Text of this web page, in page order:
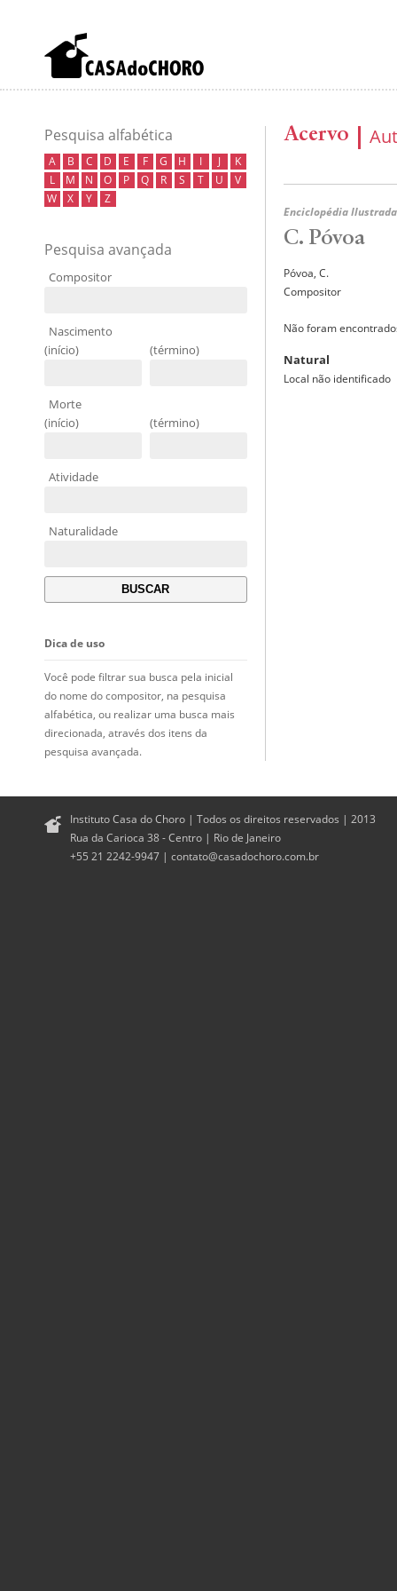
Pesquisa alfabética
A B C D E F G H I J
K
L
M N O P Q R S T U
V
W
X Y Z
Pesquisa avançada
Compositor
Nascimento
(início)
(término)
Morte
(início)
(término)
Atividade
Naturalidade
Dica de uso
Você pode filtrar sua busca pela inicial
do nome do compositor, na pesquisa
alfabética, ou realizar uma busca mais
direcionada, através dos itens da
pesquisa avançada.
Acervo
Enciclopédia Ilustrada
C. Póvoa
Póvoa, C.
Compositor
Não foram
Natural
Local não identificado
Instituto Casa do Choro | Todos os direitos reservados | 2013
Rua da Carioca 38 - Centro | Rio de Janeiro
+55 21 2242-9947 | contato@casadochoro.com.br